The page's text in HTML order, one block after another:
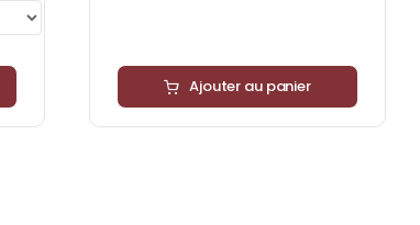
Ajouter au panier